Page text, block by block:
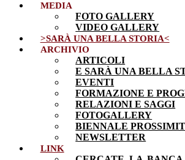
MEDIA
FOTO GALLERY
VIDEO GALLERY
>SARÀ UNA BELLA STORIA<
ARCHIVIO
ARTICOLI
E SARÀ UNA BELLA
EVENTI
FORMAZIONE E
RELAZIONI E SAGGI
FOTOGALLERY
BIENNALE
NEWSLETTER
LINK